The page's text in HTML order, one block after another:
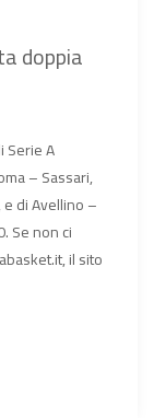
doppia
Serie A
– Sassari,
di Avellino –
Se non ci
il sito